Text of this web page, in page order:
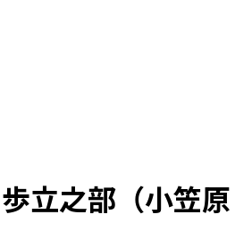
立之部（小笠原